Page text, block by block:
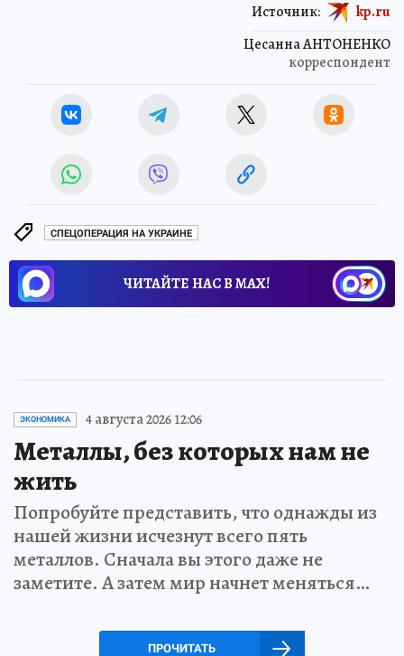
Цесанна АНТОНЕНКО
корреспондент
Источник: kp.ru
СПЕЦОПЕРАЦИЯ НА УКРАИНЕ
ЧИТАЙТЕ НАС В МАХ!
ЭКОНОМИКА 4 августа 2026 12:06
Металлы, без которых нам не
жить
Попробуйте представить, что однажды из
нашей жизни исчезнут всего пять
металлов. Сначала вы этого даже не
заметите. А затем мир начнет меняться…
ПРОЧИТАТЬ